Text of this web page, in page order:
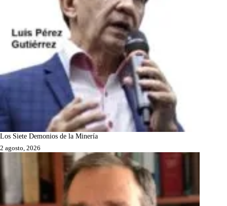
Los Siete Demonios de la Minería
2 agosto, 2026